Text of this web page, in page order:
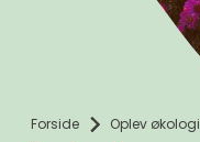
Forside Oplev økologi